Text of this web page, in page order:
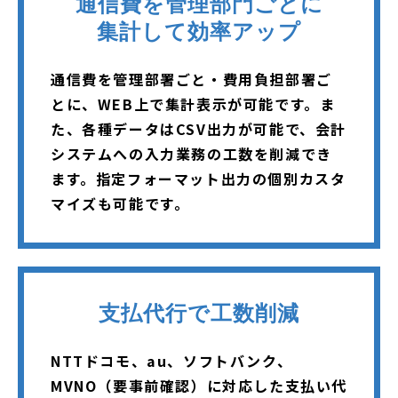
集計して効率アップ
通信費を管理部署ごと・費用負担部署ご
とに、WEB上で集計表示が可能です。ま
た、各種データはCSV出力が可能で、会計
システムへの入力業務の工数を削減でき
ます。指定フォーマット出力の個別カスタ
マイズも可能です。
支払代行で工数削減
NTTドコモ、au、ソフトバンク、
MVNO（要事前確認）に対応した支払い代